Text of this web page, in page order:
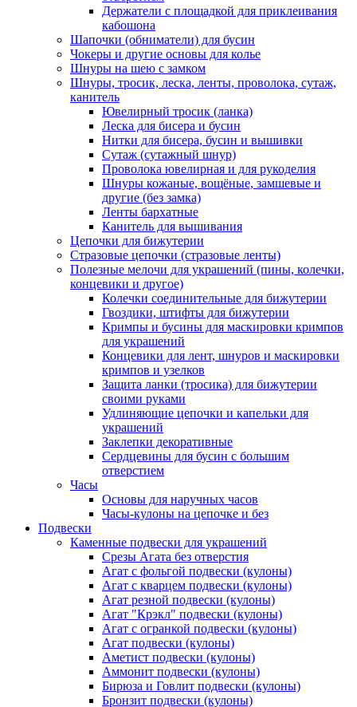
Держатели с площадкой для приклеивания
кабошона
Шапочки (обниматели) для бусин
Чокеры и другие основы для колье
Шнуры на шею с замком
Шнуры, тросик, леска, ленты, проволока, сутаж,
канитель
Ювелирный тросик (ланка)
Леска для бисера и бусин
Нитки для бисера, бусин и вышивки
Сутаж (сутажный шнур)
Проволока ювелирная и для рукоделия
Шнуры кожаные, вощёные, замшевые и
другие (без замка)
Ленты бархатные
Канитель для вышивания
Цепочки для бижутерии
Стразовые цепочки (стразовые ленты)
Полезные мелочи для украшений (пины, колечки,
концевики и другое)
Колечки соединительные для бижутерии
Гвоздики, штифты для бижутерии
Кримпы и бусины для маскировки кримпов
для украшений
Концевики для лент, шнуров и маскировки
кримпов и узелков
Защита ланки (тросика) для бижутерии
своими руками
Удлиняющие цепочки и капельки для
украшений
Заклепки декоративные
Сердцевины для бусин с большим
отверстием
Часы
Основы для наручных часов
Часы-кулоны на цепочке и без
Подвески
Каменные подвески для украшений
Срезы Агата без отверстия
Агат с фольгой подвески (кулоны)
Агат с кварцем подвески (кулоны)
Агат резной подвески (кулоны)
Агат "Крэкл" подвески (кулоны)
Агат с огранкой подвески (кулоны)
Агат подвески (кулоны)
Аметист подвески (кулоны)
Аммонит подвески (кулоны)
Бирюза и Говлит подвески (кулоны)
Бронзит подвески (кулоны)